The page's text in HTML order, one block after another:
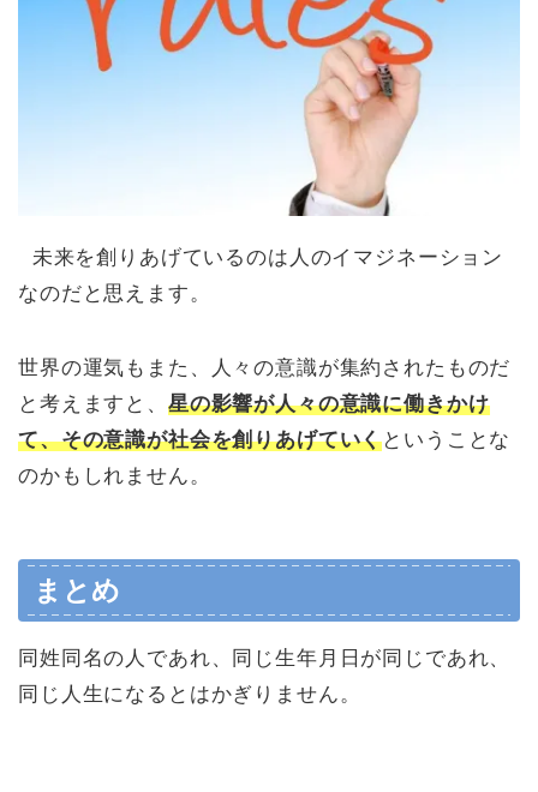
未来を創りあげているのは人のイマジネーション
なのだと思えます。
世界の運気もまた、人々の意識が集約されたものだ
と考えますと、 星の影響が人々の意識に働きかけ
て、その意識が社会を創りあげていくということな
のかもしれません。
まとめ
同姓同名の人であれ、同じ生年月日が同じであれ、
同じ人生になるとはかぎりません。